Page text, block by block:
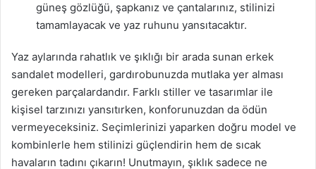
güneş gözlüğü, şapkanız ve çantalarınız, stilinizi
tamamlayacak ve yaz ruhunu yansıtacaktır.
Yaz aylarında rahatlık ve şıklığı bir arada sunan erkek
sandalet modelleri, gardırobunuzda mutlaka yer alması
gereken parçalardandır. Farklı stiller ve tasarımlar ile
kişisel tarzınızı yansıtırken, konforunuzdan da ödün
vermeyeceksiniz. Seçimlerinizi yaparken doğru model ve
kombinlerle hem stilinizi güçlendirin hem de sıcak
havaların tadını çıkarın! Unutmayın, şıklık sadece ne